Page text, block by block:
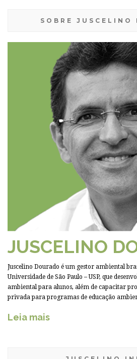
SOBRE JUSCELINO
JUSCELINO
Juscelino Dourado é um gestor ambiental
Universidade de São Paulo – USP, que
ambiental para alunos, além de capacitar
privada para programas de educação
Leia mais